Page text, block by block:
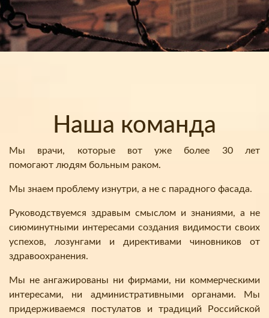
Наша команда
Мы врачи, которые вот уже более 30 лет
помогают людям больным раком.
Мы знаем проблему изнутри, а не с парадного фасада.
Руководствуемся здравым смыслом и знаниями, а не
сиюминутными интересами создания видимости своих
успехов, лозунгами и директивами чиновников от
здравоохранения.
Мы не ангажированы ни фирмами, ни коммерческими
интересами, ни административными органами. Мы
придерживаемся постулатов и традиций Российской